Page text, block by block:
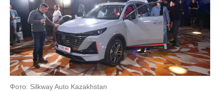
Фото: Silkway Auto Kazakhstan